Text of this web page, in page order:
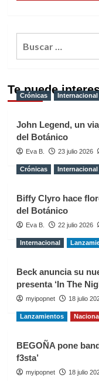
Te puede
Crónicas Internacional
John Legend, un
del Botánico
Eva B. 23 julio 2026
Crónicas Internacional
Biffy Clyro hace
del Botánico
Eva B. 22 julio 2026
Internacional
Beck anuncia su
presenta ‘In The
myipopnet 18 julio
Lanzamientos
BEGOÑA pone
f3sta’
myipopnet 18 julio